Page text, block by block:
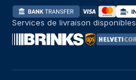
Services de livraison disponibles